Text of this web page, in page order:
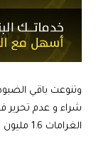
وتنوعت باقي
شراء و عدم تحرير
الغرامات 1.6 مليون ليرة سورية.